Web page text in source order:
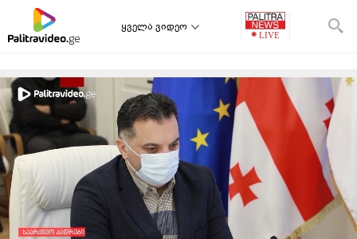
ყველა ვიდეო